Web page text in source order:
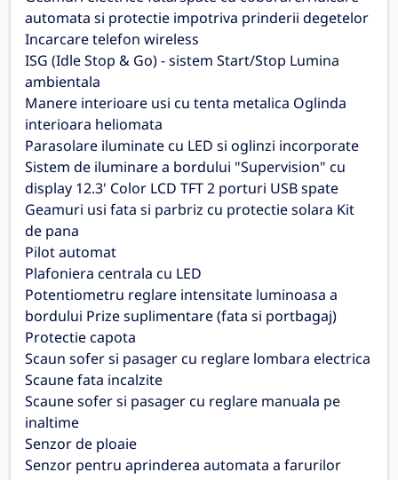
automata si protectie impotriva prinderii degetelor
Incarcare telefon wireless
ISG (Idle Stop & Go) - sistem Start/Stop Lumina
ambientala
Manere interioare usi cu tenta metalica Oglinda
interioara heliomata
Parasolare iluminate cu LED si oglinzi incorporate
Sistem de iluminare a bordului "Supervision" cu
display 12.3' Color LCD TFT 2 porturi USB spate
Geamuri usi fata si parbriz cu protectie solara Kit
de pana
Pilot automat
Plafoniera centrala cu LED
Potentiometru reglare intensitate luminoasa a
bordului Prize suplimentare (fata si portbagaj)
Protectie capota
Scaun sofer si pasager cu reglare lombara electrica
Scaune fata incalzite
Scaune sofer si pasager cu reglare manuala pe
inaltime
Senzor de ploaie
Senzor pentru aprinderea automata a farurilor